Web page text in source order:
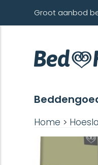
Groot aanbod
Home >